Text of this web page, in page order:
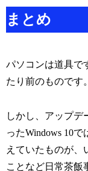
まとめ
パソコンは道具で
たり前のものです。
しかし、アップデ
ったWindows 10
えていたものが、
ことなど日常茶飯